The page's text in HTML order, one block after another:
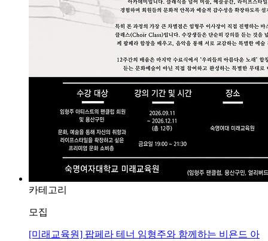
카테고리
모집
[미래교육원] 팝페라 테너 임형주와 함께하는 비욘드 아